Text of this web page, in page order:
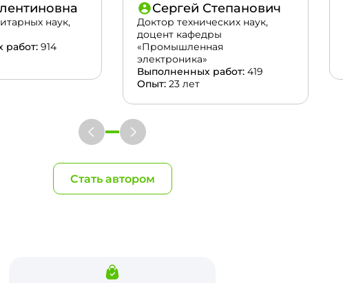
наук,
работ: 914
Сергей Степанович
Доктор технических наук,
доцент кафедры
«Промышленная
электроника»
Выполненных работ: 419
Опыт: 23 лет
Стать автором